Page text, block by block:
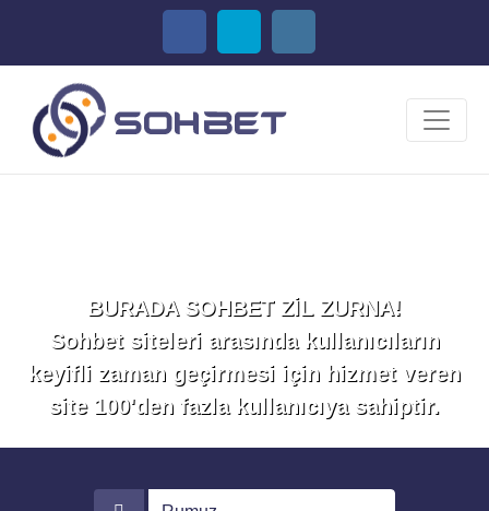
BURADA SOHBET ZİL ZURNA!
Sohbet siteleri arasında kullanıcıların
keyifli zaman geçirmesi için hizmet veren
site 100'den fazla kullanıcıya sahiptir.
Rumuz